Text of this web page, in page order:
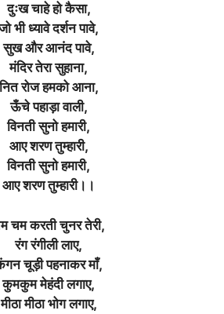
दुःख चाहे हो कैसा,
भी ध्यावे दर्शन पावे,
सुख और आनंद पावे,
मंदिर तेरा सुहाना,
रोज हमको आना,
ऊँचे पहाड़ा वाली,
विनती सुनो हमारी,
आए शरण तुम्हारी,
विनती सुनो हमारी,
आए शरण तुम्हारी।।
चम करती चुनर तेरी,
रंग रंगीली लाए,
चूड़ी पहनाकर माँ,
कुमकुम मेहंदी लगाए,
मीठा मीठा भोग लगाए,